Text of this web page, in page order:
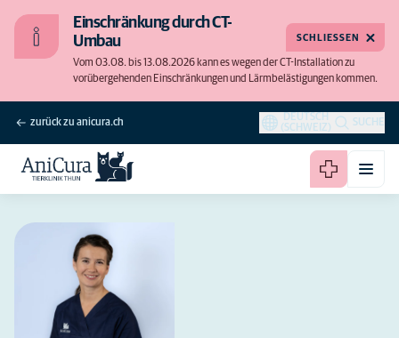
Einschränkung durch CT-
Umbau
Vom 03.08. bis 13.08.2026 kann es wegen der CT-Installation zu
vorübergehenden Einschränkungen und Lärmbelästigungen kommen.
SCHLIESSEN
zurück zu anicura.ch
DEUTSCH
(SCHWEIZ)
SUCHE